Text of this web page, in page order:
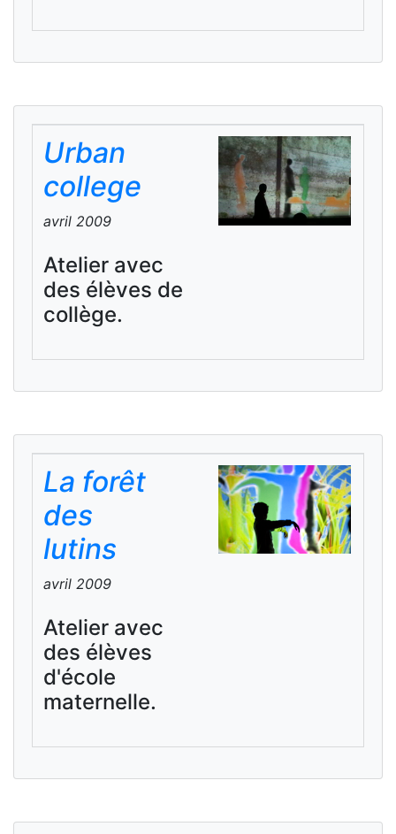
Urban
college
avril 2009
Atelier avec
des élèves de
collège.
La forêt
des
lutins
avril 2009
Atelier avec
des élèves
d'école
maternelle.